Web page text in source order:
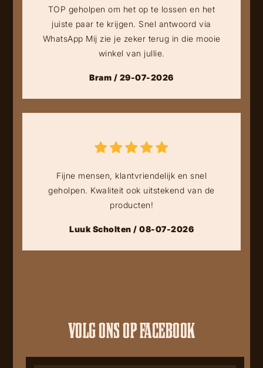
TOP geholpen om het op te lossen en het
juiste paar te krijgen. Snel antwoord via
WhatsApp Mij zie je zeker terug in die mooie
winkel van jullie.
Bram / 29-07-2026
Fijne mensen, klantvriendelijk en snel
geholpen. Kwaliteit ook uitstekend van de
producten!
Luuk Scholten / 08-07-2026
VOLG ONS OP FACEBOOK